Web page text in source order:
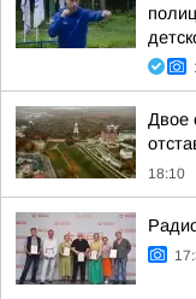
Двое
18:10